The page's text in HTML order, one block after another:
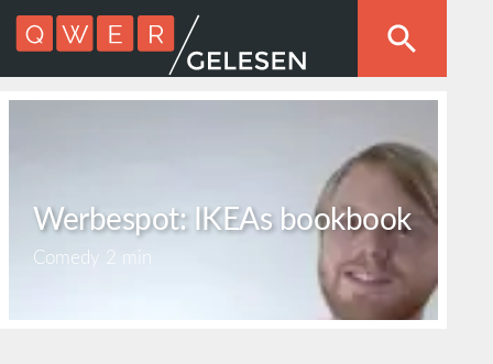
Werbespot: IKEAs bookbook
Comedy 2 min